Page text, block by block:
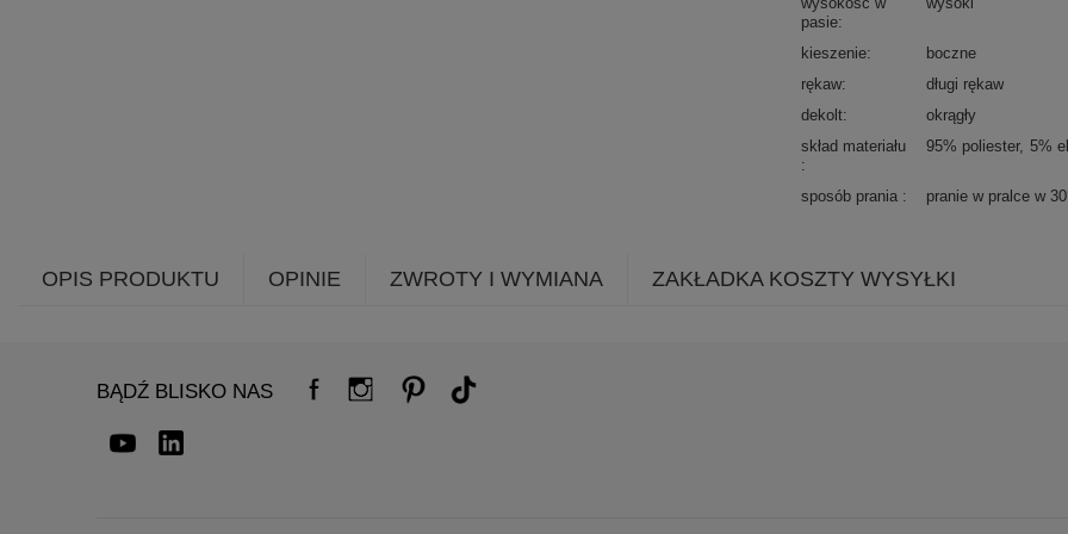
pasie
kieszenie
boczne
rękaw
długi rękaw
dekolt
okrągły
skład materiału
95% poliester 5%
sposób prania pranie w pralce w
OPIS PRODUKTU OPINIE ZWROTY I WYMIANA ZAKŁADKA KOSZTY WYSYŁKI
BĄDŹ BLISKO NAS